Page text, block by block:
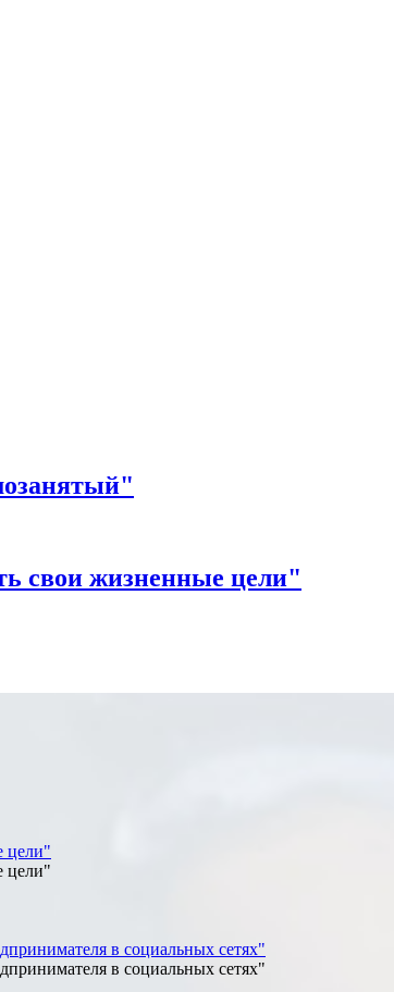
свои жизненные цели"
цели"
цели"
в социальных сетях"
в социальных сетях"